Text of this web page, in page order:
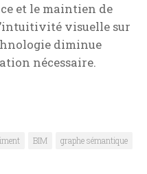
et le maintien de
visuelle sur
diminue
nécessaire.
BIM
graphe sémantique